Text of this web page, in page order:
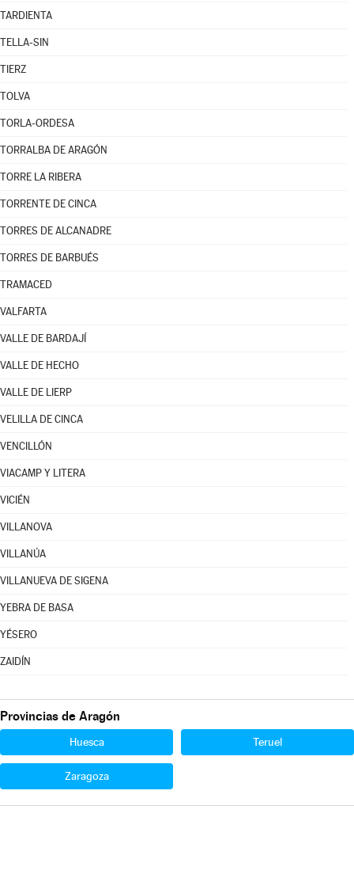
TARDIENTA
TELLA-SIN
TIERZ
TOLVA
TORLA-ORDESA
TORRALBA DE ARAGÓN
TORRE LA RIBERA
TORRENTE DE CINCA
TORRES DE ALCANADRE
TORRES DE BARBUÉS
TRAMACED
VALFARTA
VALLE DE BARDAJÍ
VALLE DE HECHO
VALLE DE LIERP
VELILLA DE CINCA
VENCILLÓN
VIACAMP Y LITERA
VICIÉN
VILLANOVA
VILLANÚA
VILLANUEVA DE SIGENA
YEBRA DE BASA
YÉSERO
ZAIDÍN
Provincias de Aragón
Huesca Teruel
Zaragoza